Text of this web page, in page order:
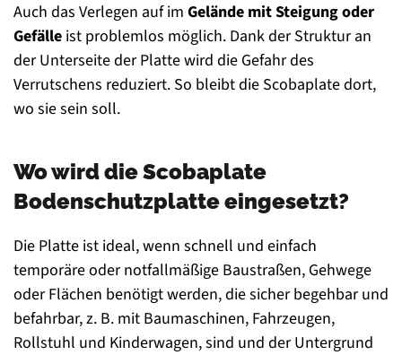
Auch das Verlegen auf im Gelände mit Steigung oder
Gefälle ist problemlos möglich. Dank der Struktur an
der Unterseite der Platte wird die Gefahr des
Verrutschens reduziert. So bleibt die Scobaplate dort,
wo sie sein soll.
Wo wird die Scobaplate
Bodenschutzplatte eingesetzt?
Die Platte ist ideal, wenn schnell und einfach
temporäre oder notfallmäßige Baustraßen, Gehwege
oder Flächen benötigt werden, die sicher begehbar und
befahrbar, z. B. mit Baumaschinen, Fahrzeugen,
Rollstuhl und Kinderwagen, sind und der Untergrund